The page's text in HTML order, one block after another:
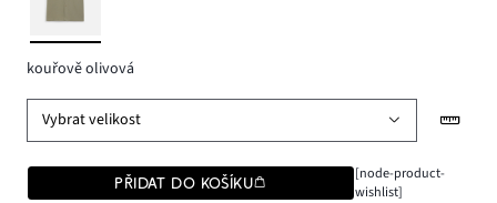
kouřově olivová
Vybrat velikost
PŘIDAT DO KOŠÍKU
[node-product-
wishlist]